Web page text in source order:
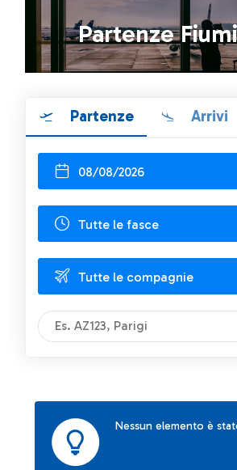
Partenze
Partenze Arrivi
08/08/2026
Tutte le fasce
Tutte le compagnie
Nessun elemento è